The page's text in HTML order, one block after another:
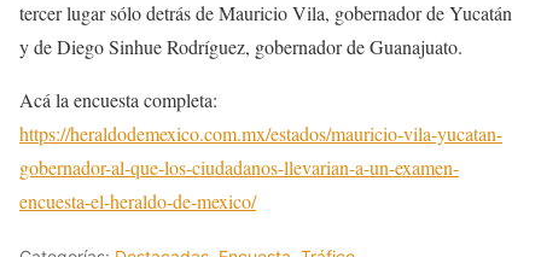
tercer lugar sólo detrás de Mauricio Vila, gobernador de Yucatán
y de Diego Sinhue Rodríguez, gobernador de Guanajuato.
Acá la encuesta completa:
https://heraldodemexico.com.mx/estados/mauricio-vila-yucatan-
gobernador-al-que-los-ciudadanos-llevarian-a-un-examen-
encuesta-el-heraldo-de-mexico/